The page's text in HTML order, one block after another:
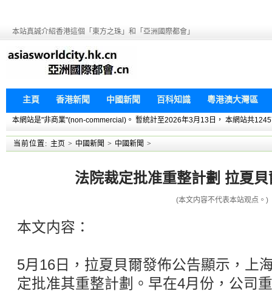
本站真誠介紹香港這個「東方之珠」和「亞洲國際都會」
主頁 香港新聞 中國新聞 百科知識 粵港澳大灣區
本網站是"非商業"(non-commercial)。 暫統計至2026年3月13日， 本網站共
当前位置: 主页 > 中國新聞 > 中國新聞 >
法院裁定批准重整計劃 拉夏
(本文内容不代表本站观点。)
本文内容：
5月16日，拉夏貝爾發佈公告顯示，上
定批准其重整計劃。早在4月份，公司